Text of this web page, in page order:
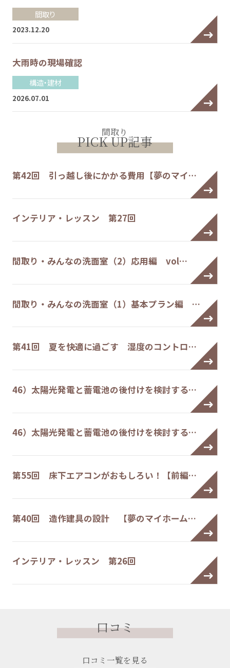
間取り
2023.12.20
大雨時の現場確認
構造・建材
2026.07.01
間取り
PICK UP記事
第42回 引っ越し後にかかる費用【夢のマイ…
インテリア・レッスン 第27回
間取り・みんなの洗面室（2）応用編 vol…
間取り・みんなの洗面室（1）基本プラン編 …
第41回 夏を快適に過ごす 湿度のコントロ…
46）太陽光発電と蓄電池の後付けを検討する…
46）太陽光発電と蓄電池の後付けを検討する…
第55回 床下エアコンがおもしろい！【前編…
第40回 造作建具の設計 【夢のマイホーム…
インテリア・レッスン 第26回
口コミ
口コミ一覧を見る